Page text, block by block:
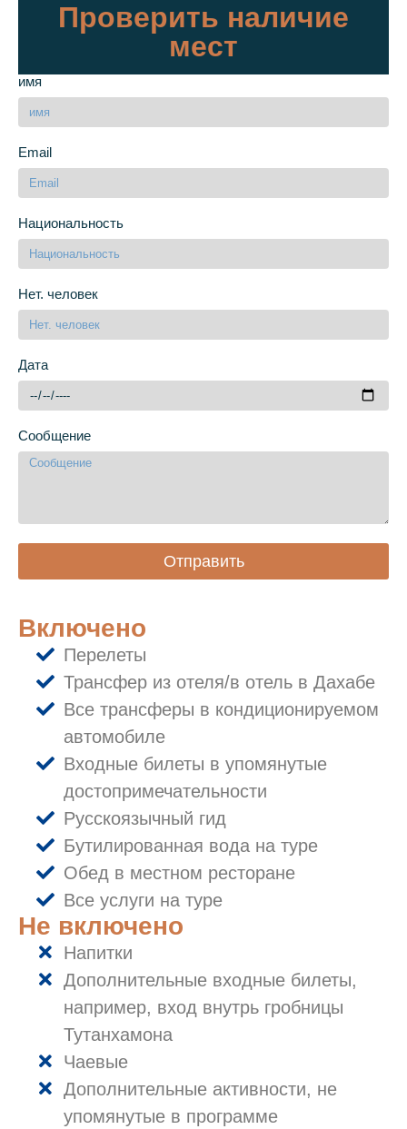
Проверить наличие
мест
имя
Email
Национальность
Нет. человек
Дата
Сообщение
Отправить
Включено
Перелеты
Трансфер из отеля/в отель в Дахабе
Все трансферы в кондиционируемом
автомобиле
Входные билеты в упомянутые
достопримечательности
Русскоязычный гид
Бутилированная вода на туре
Обед в местном ресторане
Все услуги на туре
Не включено
Напитки
Дополнительные входные билеты,
например, вход внутрь гробницы
Тутанхамона
Чаевые
Дополнительные активности, не
упомянутые в программе